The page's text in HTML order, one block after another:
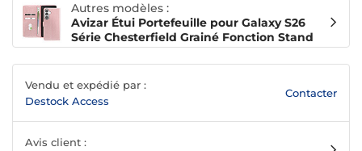
Autres modèles :
Avizar Étui Portefeuille pour Galaxy S26
Série Chesterfield Grainé Fonction Stand
Vendu et expédié par :
Destock Access
Contacter
Avis client :